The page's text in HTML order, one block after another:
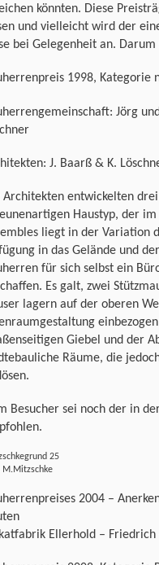
könnten. Diese
und vielleicht wird der
bei Gelegenheit an.
1998, Kategorie
Jörg
J. Baarß & K.
Architekten entwickelten
Haustyp, der
liegt in der Variation
in das Gelände und
für sich selbst ein
Es galt, zwei
lagern auf der oberen
Giebel und der
Räume, die
Besucher sei noch der in
25
M.Mitzschke
2004 –
Ellerhold – Friedrich